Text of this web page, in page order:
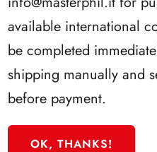
available international
be completed
shipping manually and
before payment.
OK, THANKS!